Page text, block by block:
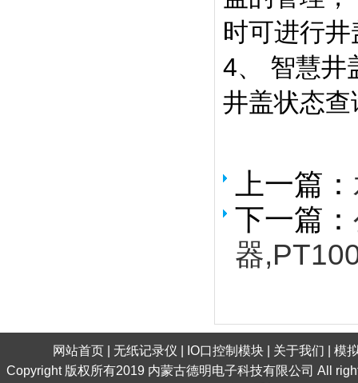
时可进行
4、 智慧井
井盖状态
上一篇：
下一篇：
器
网站首页 无纸记录仪 IO口控制模块 关于我们
模
Copyright 版权所有2019 内蒙古德明电子科技有限公司 All